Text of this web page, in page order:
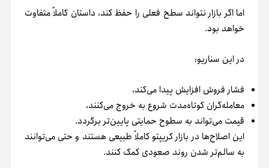
اما اگر بازار نتواند سطح فعلی را حفظ کند، داستان کاملاً متفاوت
خواهد بود.
در این سناریو:
فشار فروش افزایش پیدا می‌کند،
معامله‌گران کوتاه‌مدت شروع به خروج می‌کنند،
قیمت می‌تواند به سطوح حمایتی پایین‌تر برگردد.
این اصلاح‌ها در بازار کریپتو کاملاً طبیعی هستند و حتی می‌توانند
به سالم‌تر شدن روند صعودی کمک کنند.